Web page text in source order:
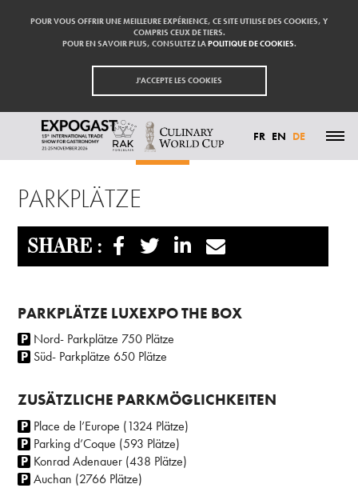
POUR VOUS OFFRIR UNE MEILLEURE EXPÉRIENCE, CE SITE UTILISE DES COOKIES, Y
COMPRIS CEUX DE TIERS.
POUR EN SAVOIR PLUS, CONSULTEZ LAPOLITIQUE DE COOKIES.
J'ACCEPTE LES COOKIES
FR EN DE
TEILNEHMEN
AUSSTELLER
PRESSE
KONTAKT
PARTNER
Startseite Highlights Parkplätze
PARKPLÄTZE
SHARE :
PARKPLÄTZE LUXEXPO THE BOX
Nord- Parkplätze 750 Plätze
Süd- Parkplätze 650 Plätze
ZUSÄTZLICHE PARKMÖGLICHKEITEN
Place de l’Europe (1324 Plätze)
Parking d’Coque (593 Plätze)
Konrad Adenauer (438 Plätze)
Auchan (2766 Plätze)